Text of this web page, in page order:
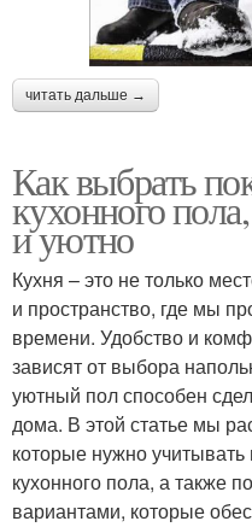
читать дальше →
Как выбрать
кухонного
и уютно
Кухня – это не только
и пространство, где мы
времени. Удобство и
зависят от выбора
уютный пол способен
дома. В этой статье мы
которые нужно
кухонного пола, а также
вариантами, которые